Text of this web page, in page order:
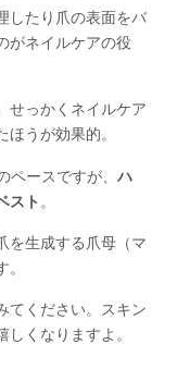
したり爪の表面をバ
がネイルケアの役
せっかくネイルケア
うが効果的。
ースですが、 ハ
スト 。
を生成する爪母（マ
てください。スキン
くなりますよ。